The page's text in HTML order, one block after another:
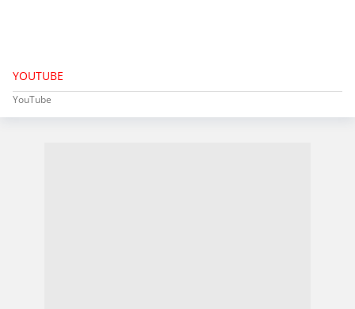
YOUTUBE
YouTube